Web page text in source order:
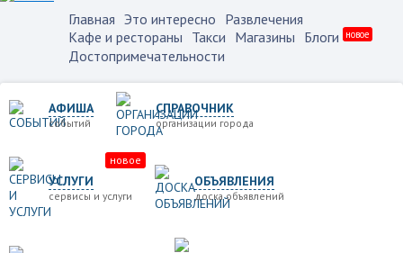
Главная Это интересно Развлечения
Кафе и рестораны Такси Магазины Блоги новое
Достопримечательности
АФИША
событий
СПРАВОЧНИК
организации города
УСЛУГИ
сервисы и услуги
новое
ОБЪЯВЛЕНИЯ
доска объявлений